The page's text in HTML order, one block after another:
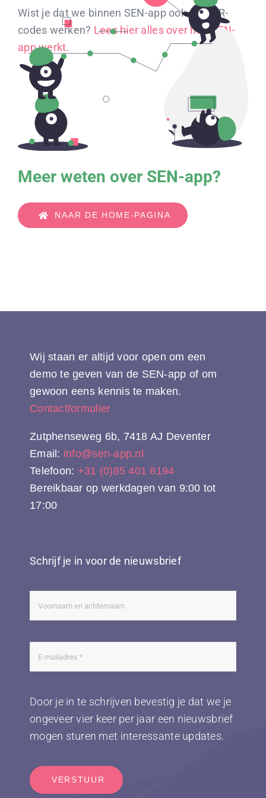
Wist je dat we binnen SEN-app ook met QR-
codes werken? Lees hier alles over hoe SEN-
app werkt.
Meer weten over SEN-app?
NAAR DE HOME-PAGINA
Wij staan er altijd voor open om een
demo te geven van de SEN-app of om
gewoon eens kennis te maken.
Contactformulier
Zutphenseweg 6b, 7418 AJ Deventer
Email: info@sen-app.nl
Telefoon: +31 (0)85 401 8194
Bereikbaar op werkdagen van 9:00 tot
17:00
Schrijf je in voor de nieuwsbrief
Door je in te schrijven bevestig je dat we je
ongeveer vier keer per jaar een nieuwsbrief
mogen sturen met interessante updates.
VERSTUUR